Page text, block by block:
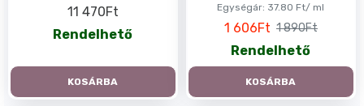
11 470Ft
Rendelhető
KOSÁRBA
Egységár: 37.80 Ft/ ml
1 606Ft 1 890Ft
Rendelhető
KOSÁRBA